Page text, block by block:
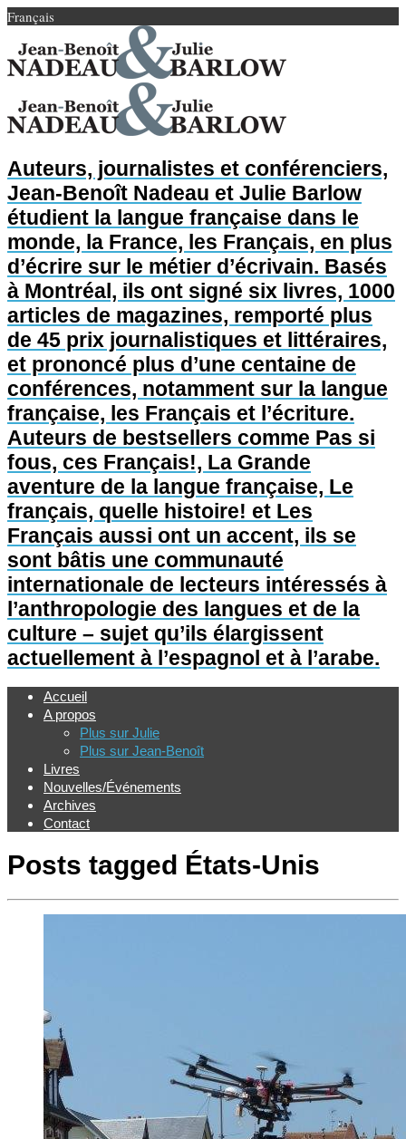
Français
Auteurs, journalistes et conférenciers,
Jean-Benoît Nadeau et Julie Barlow
étudient la langue française dans le
monde, la France, les Français, en plus
d’écrire sur le métier d’écrivain. Basés
à Montréal, ils ont signé six livres, 1000
articles de magazines, remporté plus
de 45 prix journalistiques et littéraires,
et prononcé plus d’une centaine de
conférences, notamment sur la langue
française, les Français et l’écriture.
Auteurs de bestsellers comme Pas si
fous, ces Français!, La Grande
aventure de la langue française, Le
français, quelle histoire! et Les
Français aussi ont un accent, ils se
sont bâtis une communauté
internationale de lecteurs intéressés à
l’anthropologie des langues et de la
culture – sujet qu’ils élargissent
actuellement à l’espagnol et à l’arabe.
Accueil
A propos
Plus sur Julie
Plus sur Jean-Benoît
Livres
Nouvelles/Événements
Archives
Contact
Posts tagged États-Unis